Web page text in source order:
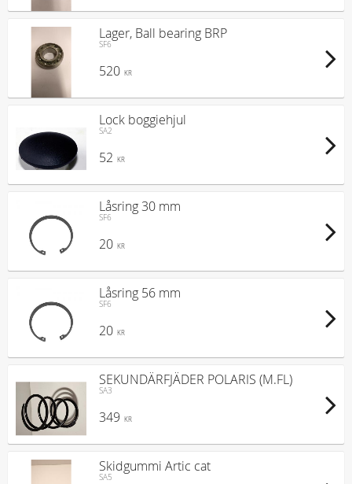
Lager, Ball bearing BRP
SF6
520 KR
Lock boggiehjul
SA2
52 KR
Låsring 30 mm
SF6
20 KR
Låsring 56 mm
SF6
20 KR
SEKUNDÄRFJÄDER POLARIS (M.FL)
SA3
349 KR
Skidgummi Artic cat
SA5